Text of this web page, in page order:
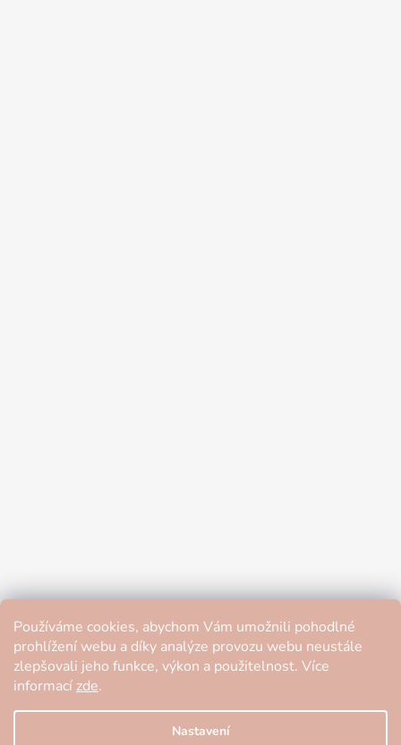
Používáme cookies, abychom Vám umožnili pohodlné
prohlížení webu a díky analýze provozu webu neustále
zlepšovali jeho funkce, výkon a použitelnost. Více
informací zde.
Nastavení